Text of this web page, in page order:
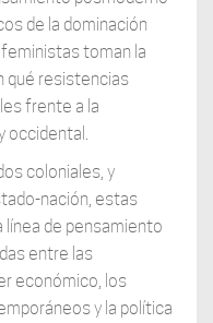
de la dominación
toman la
qué resistencias
frente a la
occidental.
coloniales, y
nación, estas
línea de pensamiento
entre las
económico, los
y la política